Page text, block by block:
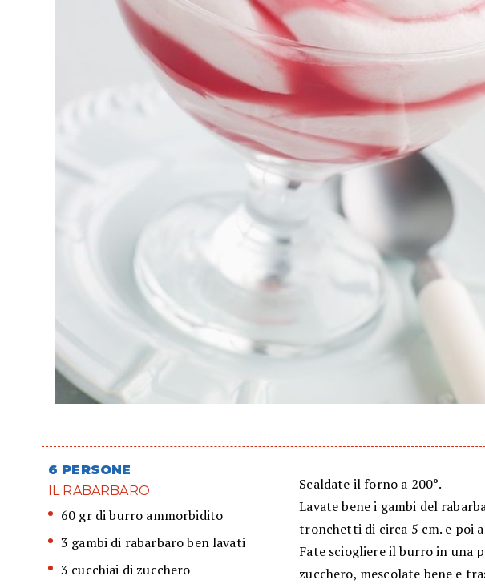
6 PERSONE
IL RABARBARO
60 gr di burro ammorbidito
3 gambi di rabarbaro ben lavati
3 cucchiai di zucchero
Scaldate il forno a 200°.
Lavate bene i gambi del
tronchetti di circa 5 cm. e poi
Fate sciogliere il burro in una
zucchero, mescolate bene e